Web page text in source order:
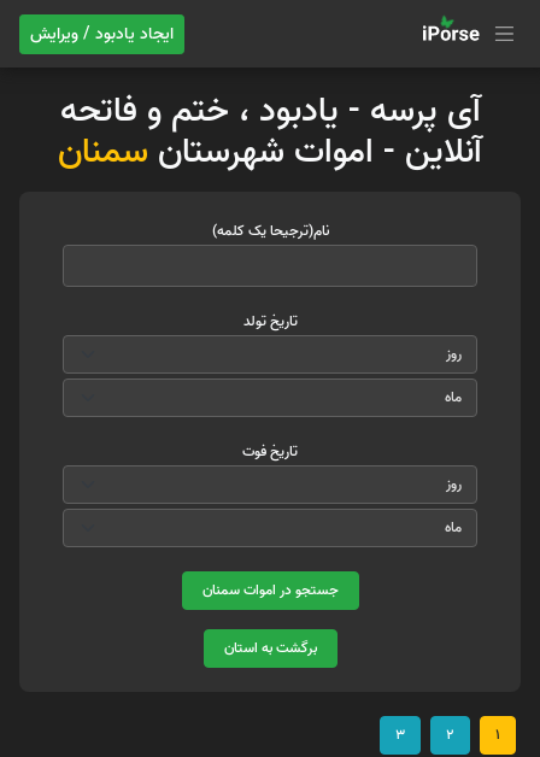
ایجاد یادبود / ویرایش
آی پرسه - یادبود ، ختم و فاتحه
آنلاین - اموات شهرستان سمنان
نام(ترجیحا یک کلمه)
تاریخ تولد
تاریخ فوت
جستجو در اموات سمنان
برگشت به استان
1
2
3